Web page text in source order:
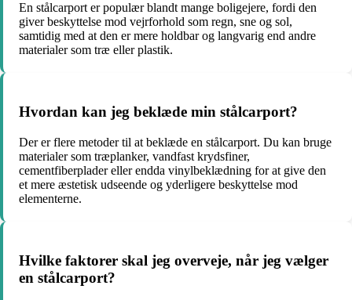
En stålcarport er populær blandt mange boligejere, fordi den
giver beskyttelse mod vejrforhold som regn, sne og sol,
samtidig med at den er mere holdbar og langvarig end andre
materialer som træ eller plastik.
Hvordan kan jeg beklæde min stålcarport?
Der er flere metoder til at beklæde en stålcarport. Du kan bruge
materialer som træplanker, vandfast krydsfiner,
cementfiberplader eller endda vinylbeklædning for at give den
et mere æstetisk udseende og yderligere beskyttelse mod
elementerne.
Hvilke faktorer skal jeg overveje, når jeg vælger
en stålcarport?